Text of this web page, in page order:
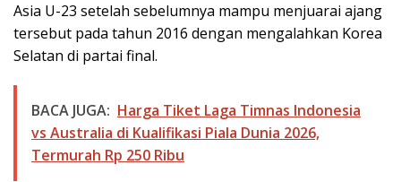
Asia U-23 setelah sebelumnya mampu menjuarai ajang
tersebut pada tahun 2016 dengan mengalahkan Korea
Selatan di partai final.
BACA JUGA: Harga Tiket Laga Timnas Indonesia
vs Australia di Kualifikasi Piala Dunia 2026,
Termurah Rp 250 Ribu